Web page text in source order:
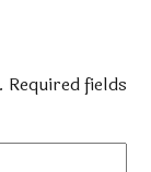
Required fields